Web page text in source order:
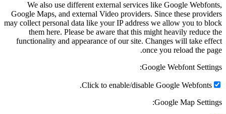
We also use different external services like
Google Maps, and external Video providers. Since
may collect personal data like your IP address we
them here. Please be aware that this might
functionality and appearance of our site. Changes
once you
Google
Click to enable/disable
Google